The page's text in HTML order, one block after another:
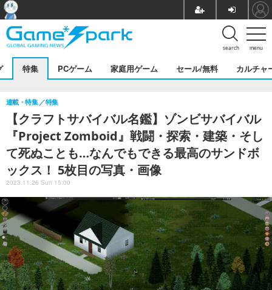
menu
search
特集 PCゲーム 家庭用ゲーム セール/無料 カルチャ
【クラフトサバイバル名鑑】ゾンビサバイバル
『Project Zomboid』戦闘・探索・建築・そし
て死ぬことも…なんでもできる最高のサンドボ
ックス！ 5枚目の写真・画像
連載・特集 特集
2023.11.26 Sun 15:00